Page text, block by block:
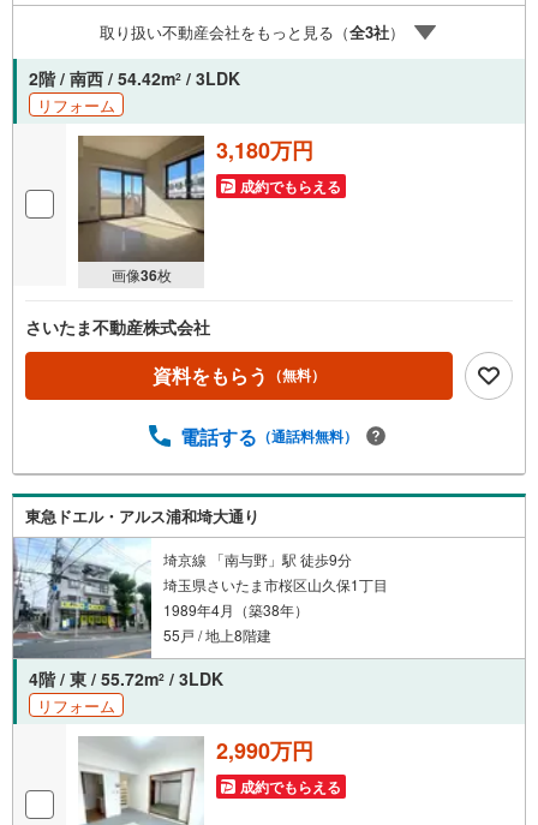
密・高断熱のフルオーダー住宅「白馬の家」のご提案可能
4.見学時、建築士同行サービス目視検査やリフォーム費用
をお伝えするなどの無料サービス5.お引渡し後もしっかり
サポートCSサポート室がお引渡し後のお悩みもしっかりサ
ポートします
取り扱い不動産会社をもっと見る（全3社）
2階 / 南西 / 54.42m2 / 3LDK
リフォーム
画像36枚
3,180万円
成約でもらえる
さいたま不動産株式会社
資料をもらう （無料）
電話する （通話料無料）
東急ドエル・アルス浦和埼大通り
埼京線 「南与野」駅 徒歩9分
埼玉県さいたま市桜区山久保1丁目
1989年4月（築38年）
55戸 / 地上8階建
4階 / 東 / 55.72m2 / 3LDK
リフォーム
2,990万円
成約でもらえる